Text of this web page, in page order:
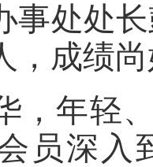
事处处
，成绩尚
，年轻
员深入